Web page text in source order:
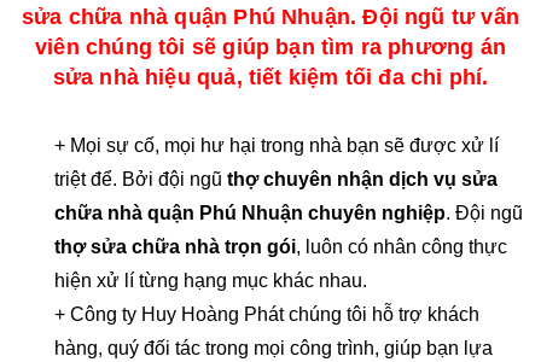
sửa chữa nhà quận Phú Nhuận. Đội ngũ tư vấn
viên chúng tôi sẽ giúp bạn tìm ra phương án
sửa nhà hiệu quả, tiết kiệm tối đa chi phí.
+ Mọi sự cố, mọi hư hại trong nhà bạn sẽ được xử lí
triệt để. Bởi đội ngũ thợ chuyên nhận dịch vụ sửa
chữa nhà quận Phú Nhuận chuyên nghiệp. Đội ngũ
thợ sửa chữa nhà trọn gói, luôn có nhân công thực
hiện xử lí từng hạng mục khác nhau.
+ Công ty Huy Hoàng Phát chúng tôi hỗ trợ khách
hàng, quý đối tác trong mọi công trình, giúp bạn lựa